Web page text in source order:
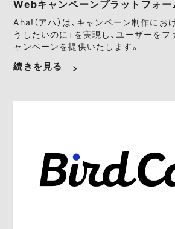
Webキャンペーンプラットフォー
Aha!（アハ）は、キャンペーン制作にお
うしたいのに」を実現し、ユーザーを
ャンペーンを提供いたします。
続きを見る